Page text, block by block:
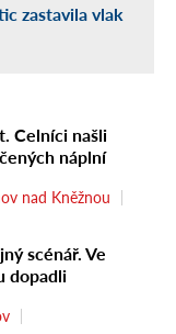
zastavila vlak
Celníci našli
náplní
nad Kněžnou
scénář. Ve
dopadli